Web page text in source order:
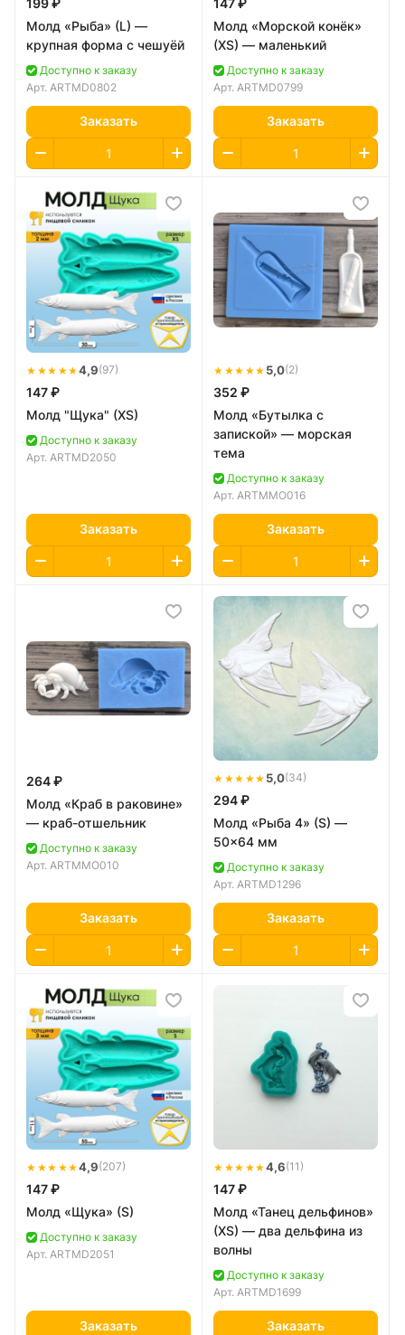
Молд «Рыба» (L) —
крупная форма с чешуёй
Доступно к заказу
Арт. ARTMD0802
Заказать
Молд «Морской конёк»
(XS) — маленький
Доступно к заказу
Арт. ARTMD0799
Заказать
★★★★★4,9(97)
147 ₽
Молд "Щука" (XS)
Доступно к заказу
Арт. ARTMD2050
Заказать
★★★★★ 5,0(2)
352 ₽
Молд «Бутылка с
запиской» — морская
тема
Доступно к заказу
Арт. ARTMMO016
Заказать
264 ₽
Молд «Краб в раковине»
— краб-отшельник
Доступно к заказу
Арт. ARTMMO010
Заказать
★★★★★ 5,0(34)
294 ₽
Молд «Рыба 4» (S) —
50×64 мм
Доступно к заказу
Арт. ARTMD1296
Заказать
★★★★★4,9(207)
147 ₽
Молд «Щука» (S)
Доступно к заказу
Арт. ARTMD2051
Заказать
★★★★★4,6(11)
147 ₽
Молд «Танец дельфинов»
(XS) — два дельфина из
волны
Доступно к заказу
Арт. ARTMD1699
Заказать